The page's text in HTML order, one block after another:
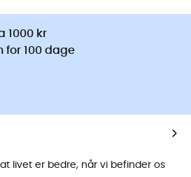
1000 kr
for 100 dage
livet er bedre, når vi befinder os